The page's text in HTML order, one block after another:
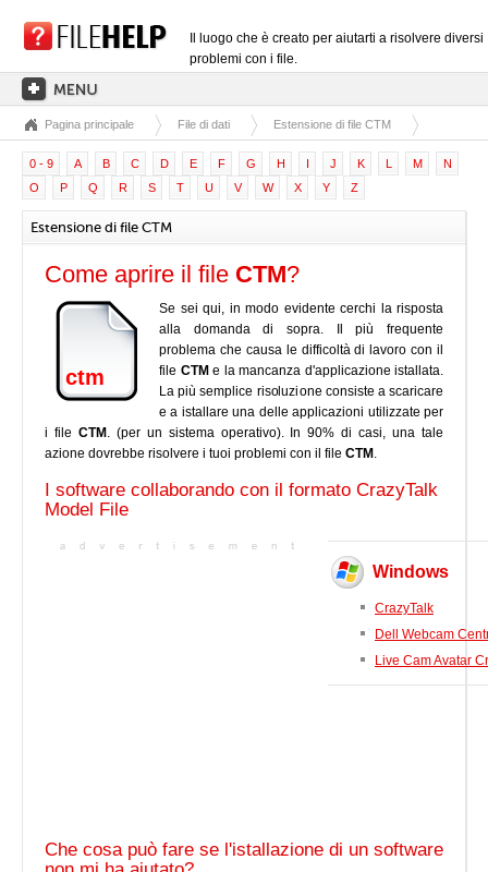
Il luogo che è creato per aiutarti a risolvere diversi
problemi con i file.
PAGINA PRINCIPALE
CATEGORIE DELLE ESTENSIONI
CATEGORIE DEI DRIVER
FILE DLL
CONVERSIONI DI FILE
SOFTWARE
Pagina principale File di dati Estensione di file CTM
0 - 9 A B C D E F G H I J K L M
N
O
P Q R S T U V W X Y Z
Estensione di file CTM
Come aprire il file CTM?
ctm
Se sei qui, in modo evidente cerchi la risposta
alla domanda di sopra. Il più frequente
problema che causa le difficoltà di lavoro con il
file CTM e la mancanza d'applicazione istallata.
La più semplice risoluzione consiste a scaricare
e a istallare una delle applicazioni utilizzate per
i file CTM . (per un sistema operativo). In 90% di casi, una tale
azione dovrebbe risolvere i tuoi problemi con il file CTM .
I software collaborando con il formato CrazyTalk
Model File
Windows
CrazyTalk
Dell Webcam
Live Cam Avatar
Che cosa può fare se l'istallazione di un software